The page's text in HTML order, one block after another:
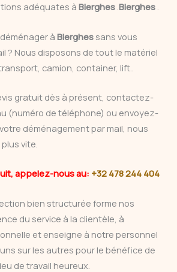
adéquates à Bierghes .Bierghes .
à Bierghes sans vous
? Nous disposons de tout le matériel
camion, container, lift..
gratuit dès à présent, contactez-
(numéro de téléphone) ou envoyez-
déménagement par mail, nous
vite.
appelez-nous au: +32 478 244 404
bien structurée forme nos
du service à la clientèle, à
et enseigne à notre personnel
sur les autres pour le bénéfice de
de travail heureux.